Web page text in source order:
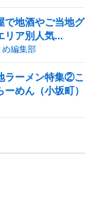
で地酒やご当地グ
リア別人気...
編集部
ラーメン特集②こ
めん（小坂町）